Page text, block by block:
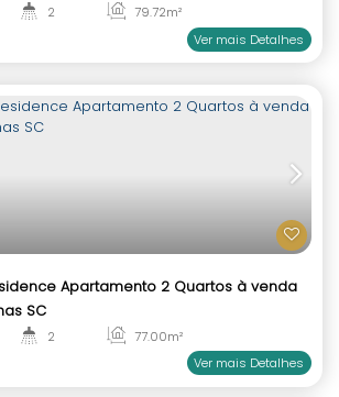
Apartamento 2 Quartos Praia